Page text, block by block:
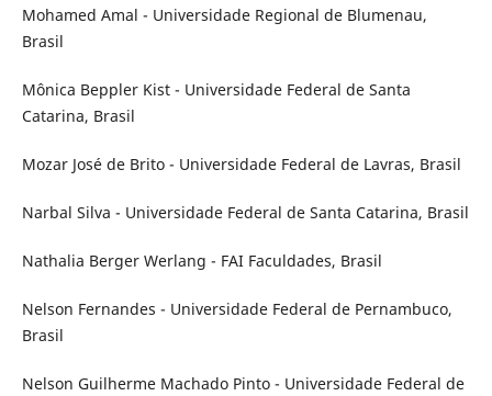
Mohamed Amal - Universidade Regional de Blumenau,
Brasil
Mônica Beppler Kist - Universidade Federal de Santa
Catarina, Brasil
Mozar José de Brito - Universidade Federal de Lavras, Brasil
Narbal Silva - Universidade Federal de Santa Catarina, Brasil
Nathalia Berger Werlang - FAI Faculdades, Brasil
Nelson Fernandes - Universidade Federal de Pernambuco,
Brasil
Nelson Guilherme Machado Pinto - Universidade Federal de